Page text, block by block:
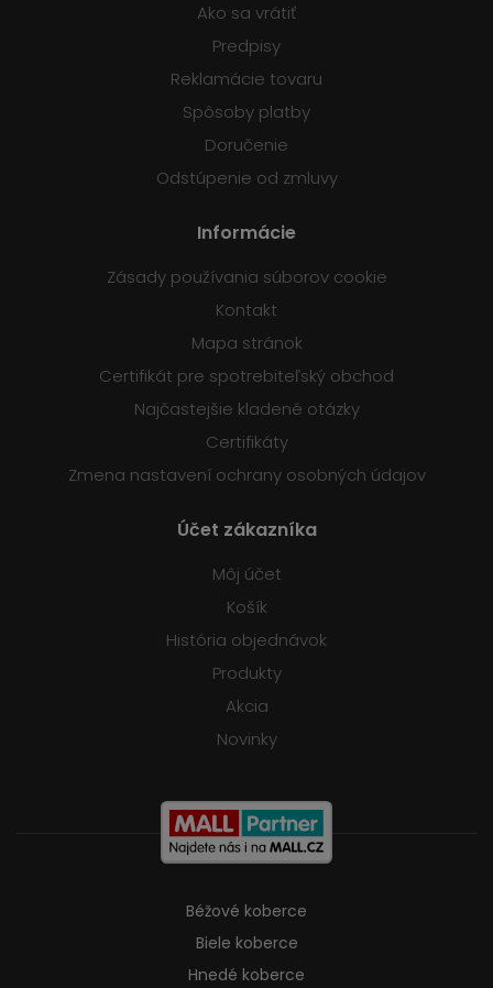
Ako sa vrátiť
Predpisy
Reklamácie tovaru
Spôsoby platby
Doručenie
Odstúpenie od zmluvy
Informácie
Zásady používania súborov cookie
Kontakt
Mapa stránok
Certifikát pre spotrebiteľský obchod
Najčastejšie kladené otázky
Certifikáty
Zmena nastavení ochrany osobných údajov
Účet zákazníka
Môj účet
Košík
História objednávok
Produkty
Akcia
Novinky
Béžové koberce
Biele koberce
Hnedé koberce